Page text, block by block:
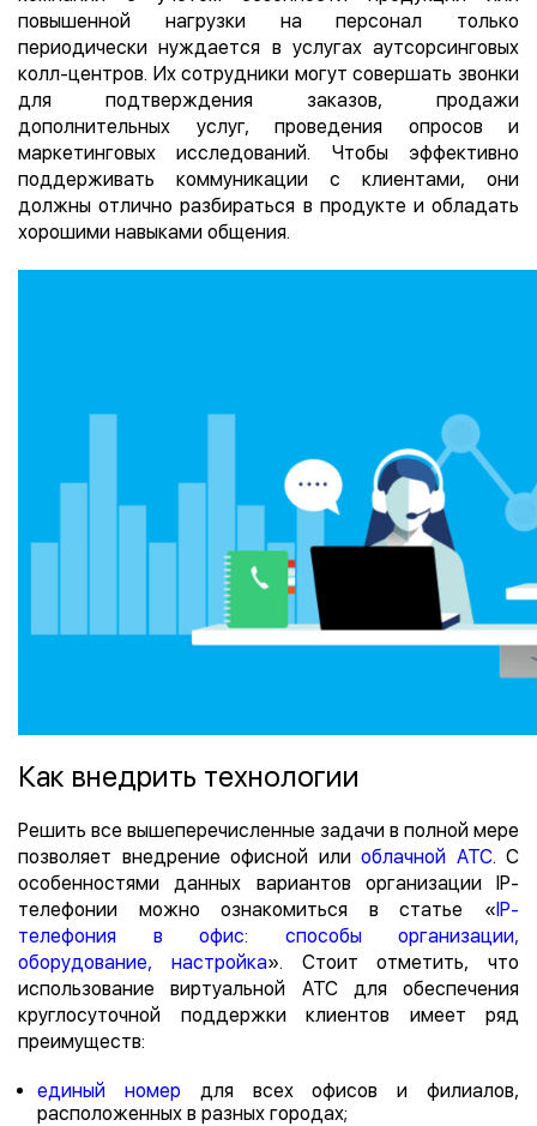
повышенной нагрузки на персонал только
периодически нуждается в услугах аутсорсинговых
колл-центров. Их сотрудники могут совершать звонки
для подтверждения заказов, продажи
дополнительных услуг, проведения опросов и
маркетинговых исследований. Чтобы эффективно
поддерживать коммуникации с клиентами, они
должны отлично разбираться в продукте и обладать
хорошими навыками общения.
Как внедрить технологии
Решить все вышеперечисленные задачи в полной мере
позволяет внедрение офисной или облачной АТС. С
особенностями данных вариантов организации IP-
телефонии можно ознакомиться в статье «IP-
телефония в офис: способы организации,
оборудование, настройка». Стоит отметить, что
использование виртуальной АТС для обеспечения
круглосуточной поддержки клиентов имеет ряд
преимуществ:
единый номер для всех офисов и филиалов,
расположенных в разных городах;